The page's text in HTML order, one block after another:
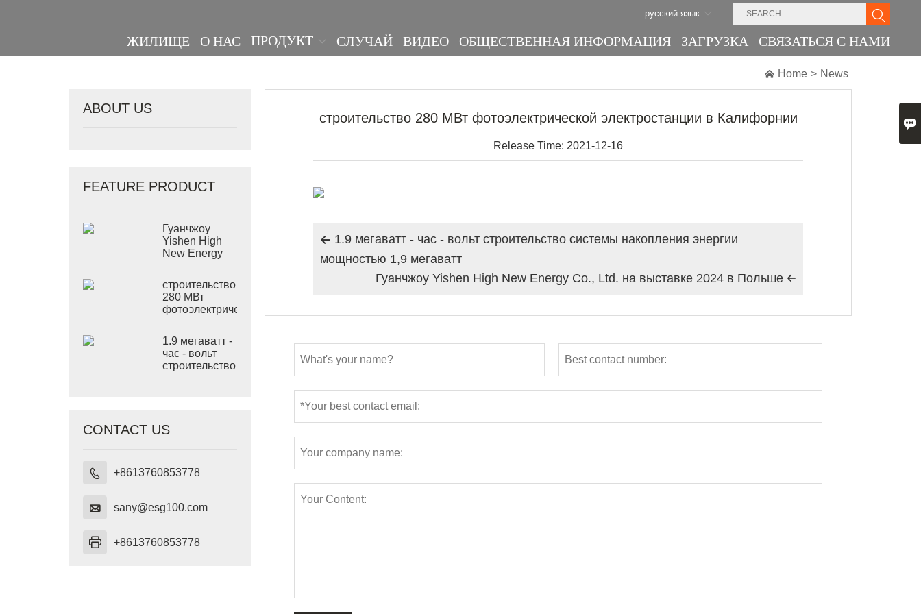
ЖИЛИЩЕ О НАС ПРОДУКТ СЛУЧАЙ ВИДЕО ОБЩЕСТВЕННАЯ ИНФОРМАЦИЯ ЗАГРУЗКА СВЯЗАТЬСЯ С НАМИ
русский язык
 Home > News
ABOUT US
FEATURE PRODUCT
Гуанчжоу
Yishen High
New Energy
2024 в
Польше
строительство
280 МВт
фотоэлектрической
в Калифорнии
1.9 мегаватт -
час - вольт
строительство
CONTACT US
 +8613760853778
 sany@esg100.com
 +8613760853778
строительство 280 МВт фотоэлектрической электростанции в Калифорнии
Release Time: 2021-12-16
 1.9 мегаватт - час - вольт строительство системы накопления энергии
мощностью 1,9 мегаватт

Гуанчжоу Yishen High New Energy Co., Ltd. на выставке 2024 в Польше
